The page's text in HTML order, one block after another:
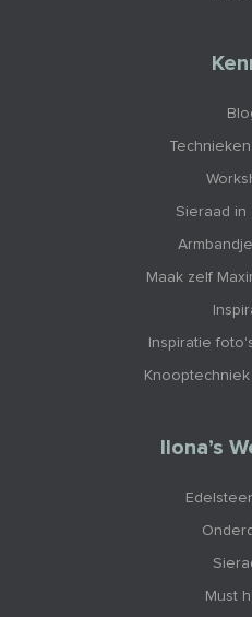
Sieraad in
Maak zelf
Inspiratie
Ilona’s
Must